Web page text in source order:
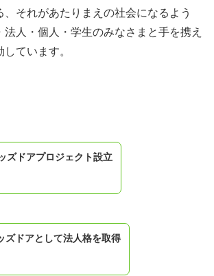
、それがあたりまえの社会になるよう
法人・個人・学生のみなさまと手を携え
ています。
ズドアプロジェクト設立
ズドアとして法人格を取得